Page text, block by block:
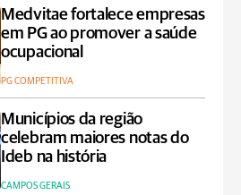
Medvitae fortalece empresas
em PG ao promover a saúde
ocupacional
PG COMPETITIVA
Municípios da região
celebram maiores notas do
Ideb na história
CAMPOS GERAIS